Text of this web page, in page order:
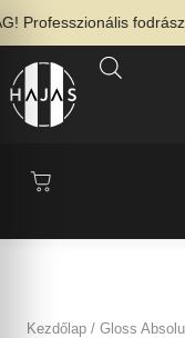
fodrászati
Kezdőlap / Gloss Absolu